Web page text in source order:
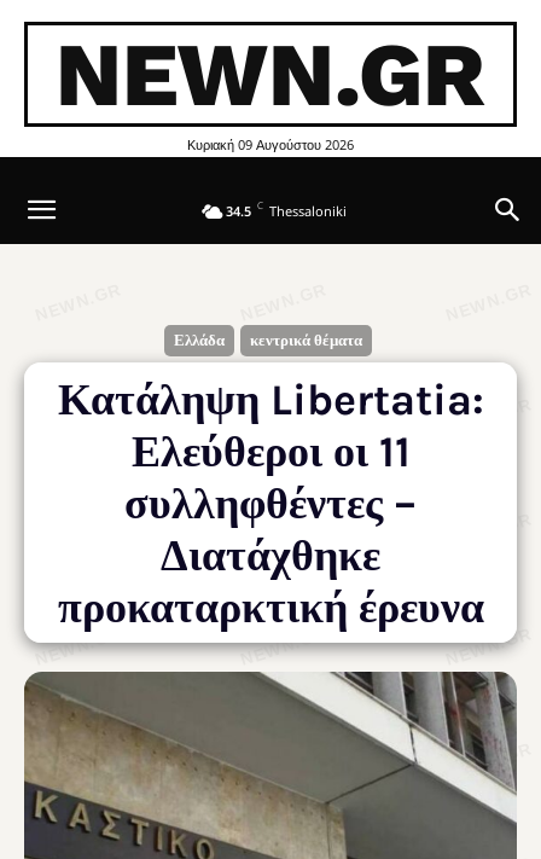
NEWN.GR
Κυριακή 09 Αυγούστου 2026
34.5 C Thessaloniki
Ελλάδα κεντρικά θέματα
Κατάληψη Libertatia:
Ελεύθεροι οι 11
συλληφθέντες –
Διατάχθηκε
προκαταρκτική έρευνα